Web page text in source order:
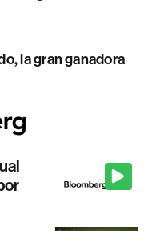
la gran ganadora